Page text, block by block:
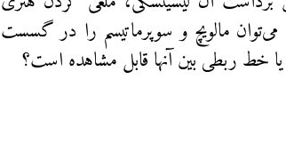
می‌توان مالویچ و سوپرماتیسم را در گسست
خط ربطی بین آنها قابل مشاهده است؟